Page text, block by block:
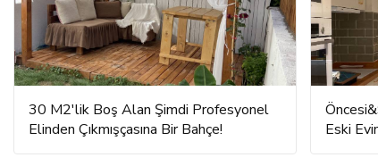
30 M2'lik Boş Alan Şimdi Profesyonel
Elinden Çıkmışçasına Bir Bahçe!
Eski